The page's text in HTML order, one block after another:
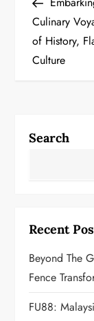
o
s
a
g
a
t
Culinary
of History,
Culture
Search
Recent
Beyond The
Fence
FU88: